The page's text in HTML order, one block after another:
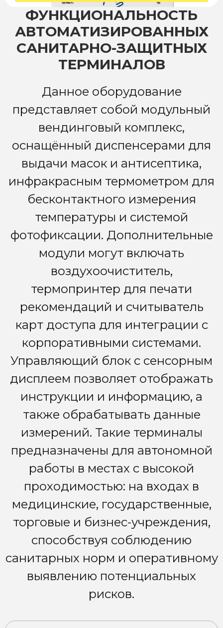
ФУНКЦИОНАЛЬНОСТЬ
АВТОМАТИЗИРОВАННЫХ
САНИТАРНО-ЗАЩИТНЫХ
ТЕРМИНАЛОВ
Данное оборудование
представляет собой модульный
вендинговый комплекс,
оснащённый диспенсерами для
выдачи масок и антисептика,
инфракрасным термометром для
бесконтактного измерения
температуры и системой
фотофиксации. Дополнительные
модули могут включать
воздухоочиститель,
термопринтер для печати
рекомендаций и считыватель
карт доступа для интеграции с
корпоративными системами.
Управляющий блок с сенсорным
дисплеем позволяет отображать
инструкции и информацию, а
также обрабатывать данные
измерений. Такие терминалы
предназначены для автономной
работы в местах с высокой
проходимостью: на входах в
медицинские, государственные,
торговые и бизнес-учреждения,
способствуя соблюдению
санитарных норм и оперативному
выявлению потенциальных
рисков.